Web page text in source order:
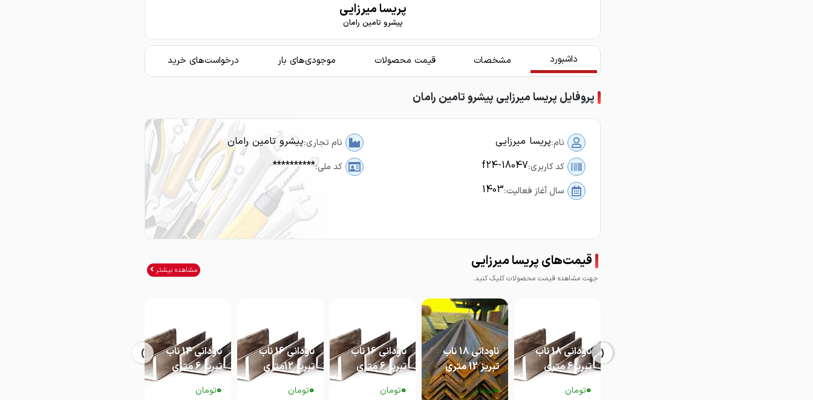
پریسا میرزایی
پیشرو تامین رامان
داشبورد مشخصات قیمت محصولات موجودی‌های بار درخواست‌های خرید
پروفایل پریسا میرزایی پیشرو تامین رامان
نام:پریسا میرزایی نام تجاری:پیشرو تامین رامان
کد کاربری:f24-18047 کد ملی:**********
سال آغاز فعالیت:1403
قیمت‌های پریسا میرزایی
جهت مشاهده قیمت محصولات کلیک کنید.
مشاهده بیشتر
ناودانی 18 ناب
تبریز6 متری
0تومان
ناودانی 18 ناب
تبریز 12 متری
0تومان
ناودانی 16 ناب
تبریز 6 متری
0تومان
ناودانی 16 ناب
تبریز 12متری
0تومان
ناودانی 14 ناب
تبریز 6 متری
0تومان
‹
›